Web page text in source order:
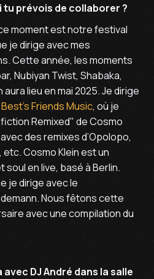
prévois de collaborer ?
moment est notre festival
je dirige avec mes
Cette année, les moments
Nubiyan Twist, Shabaka,
lieu en mai 2025. Je dirige
Best's Friends Music, où je
Remixed" de Cosmo
des remixes d’Opolopo,
Cosmo Klein est un
en live, basé à Berlin.
je dirige avec le
Nous fêtons cette
avec une compilation du
DJ André dans la salle